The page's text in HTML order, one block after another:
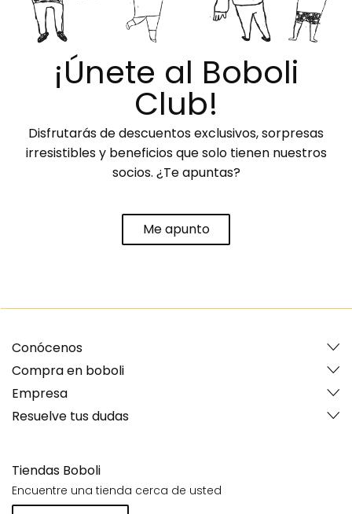
¡Únete al Boboli
Club!
Disfrutarás de descuentos exclusivos, sorpresas
irresistibles y beneficios que solo tienen nuestros
socios. ¿Te apuntas?
Me apunto
Conócenos
Compra en boboli
Empresa
Resuelve tus dudas
Tiendas Boboli
Encuentre una tienda cerca de usted